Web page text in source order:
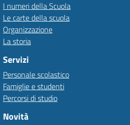
I numeri della Scuola
Le carte della scuola
Organizzazione
La storia
Servizi
Personale scolastico
Famiglie e studenti
Percorsi di studio
Novità